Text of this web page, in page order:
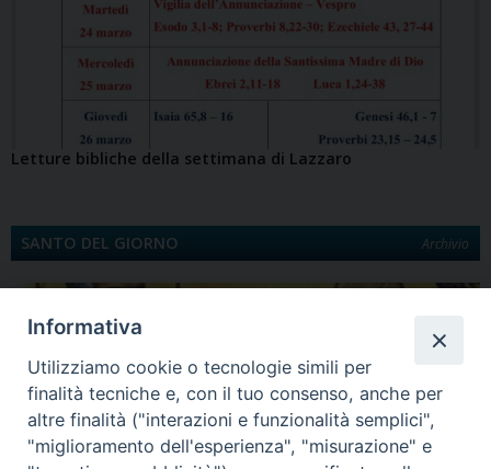
Letture bibliche della settimana di Lazzaro
SANTO DEL GIORNO Archivio
Informativa
Utilizziamo cookie o tecnologie simili per
finalità tecniche e, con il tuo consenso, anche per
altre finalità ("interazioni e funzionalità semplici",
"miglioramento dell'esperienza", "misurazione" e